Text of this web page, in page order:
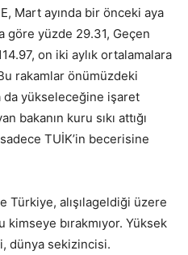
Mart ayında bir önceki aya
göre yüzde 29.31, Geçen
on iki aylık ortalamalara
rakamlar önümüzdeki
yükseleceğine işaret
bakanın kuru sıkı attığı
TUİK’in becerisine
Türkiye, alışılageldiği üzere
bırakmıyor. Yüksek
dünya sekizincisi.